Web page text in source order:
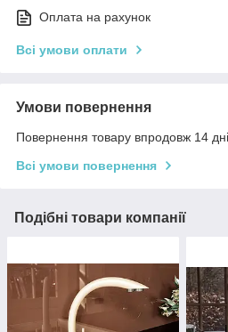
Оплата на рахунок
Всі умови оплати
Умови повернення
Повернення товару впродовж 14
Всі умови повернення
Подібні товари компанії